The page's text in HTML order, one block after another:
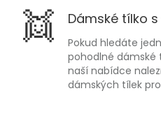
👯 Dámské tílko
Pokud hledáte
pohodlné dámské
naší nabídce
dámských tílek